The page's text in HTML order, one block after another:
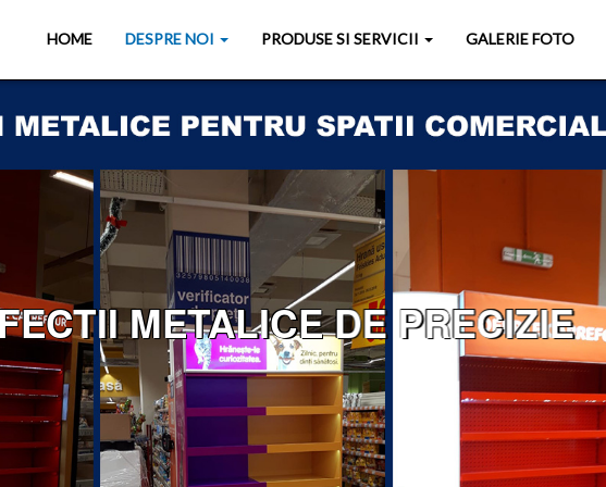
HOME DESPRE NOI PRODUSE SI SERVICII GALERIE FOTO
METALICE DE PRECIZIE